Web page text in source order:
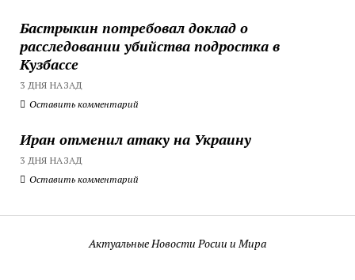
Бастрыкин потребовал доклад о
расследовании убийства подростка в
Кузбассе
3 ДНЯ НАЗАД
Оставить комментарий
Иран отменил атаку на Украину
3 ДНЯ НАЗАД
Оставить комментарий
Актуальные Новости Росии и Мира